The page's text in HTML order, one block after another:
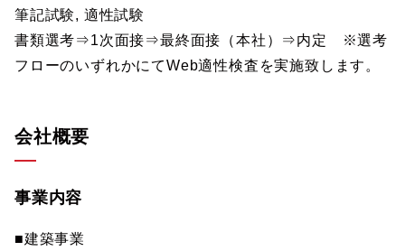
筆記試験, 適性試験
書類選考⇒1次面接⇒最終面接（本社）⇒内定 ※選考
フローのいずれかにてWeb適性検査を実施致します。
会社概要
事業内容
■建築事業